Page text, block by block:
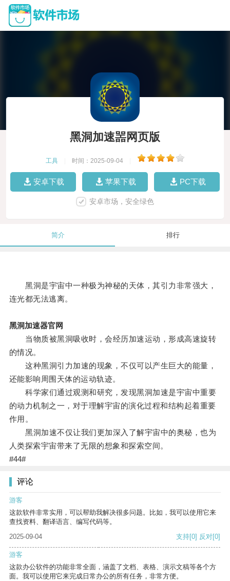
黑洞加速噐网页版
工具 时间：2025-09-04
安卓下载 苹果下载 PC下载
安卓市场，安全绿色
简介 排行
黑洞是宇宙中一种极为神秘的天体，其引力非常强大，
连光都无法逃离。
黑洞加速器官网
当物质被黑洞吸收时，会经历加速运动，形成高速旋转
的情况。
这种黑洞引力加速的现象，不仅可以产生巨大的能量，
还能影响周围天体的运动轨迹。
科学家们通过观测和研究，发现黑洞加速是宇宙中重要
的动力机制之一，对于理解宇宙的演化过程和结构起着重要
作用。
黑洞加速不仅让我们更加深入了解宇宙中的奥秘，也为
人类探索宇宙带来了无限的想象和探索空间。
#44#
评论
游客
这款软件非常实用，可以帮助我解决很多问题。比如，我可以使用它来
查找资料、翻译语言、编写代码等。
2025-09-04
支持[0] 反对[0]
游客
这款办公软件的功能非常全面，涵盖了文档、表格、演示文稿等各个方
面。我可以使用它来完成日常办公的所有任务，非常方便。